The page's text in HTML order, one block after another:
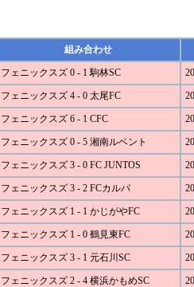
組み合わせ
フェニックスズ 0 - 1 駒林SC
フェニックスズ 4 - 0 太尾FC
フェニックスズ 6 - 1 CFC
フェニックスズ 0 - 5 湘南ルベント
フェニックスズ 3 - 0 FC JUNTOS
フェニックスズ 3 - 2 FCカルパ
フェニックスズ 1 - 1 かじがやFC
フェニックスズ 1 - 0 鶴見東FC
フェニックスズ 3 - 1 元石川SC
フェニックスズ 2 - 4 横浜かもめSC